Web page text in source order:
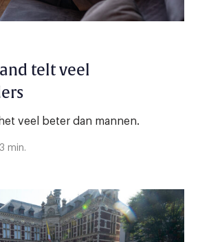
telt veel
veel beter dan mannen.
min.